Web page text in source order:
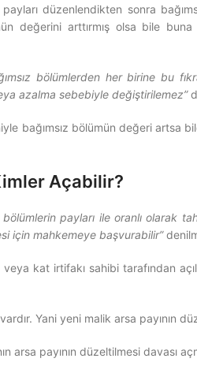
düzenlendikten sonra
değerini arttırmış olsa bile
bölümlerden her birine bu
azalma sebebiyle değiştirilemez”
bağımsız bölümün değeri artsa
Açabilir?
bölümlerin payları ile oranlı olarak
için mahkemeye başvurabilir”
kat irtifakı sahibi tarafından
Yani yeni malik arsa payının
arsa payının düzeltilmesi davası